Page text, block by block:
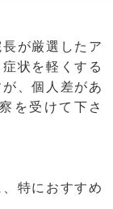
が厳選したア
状を軽くする
、個人差があ
を受けて下さ
特におすすめ